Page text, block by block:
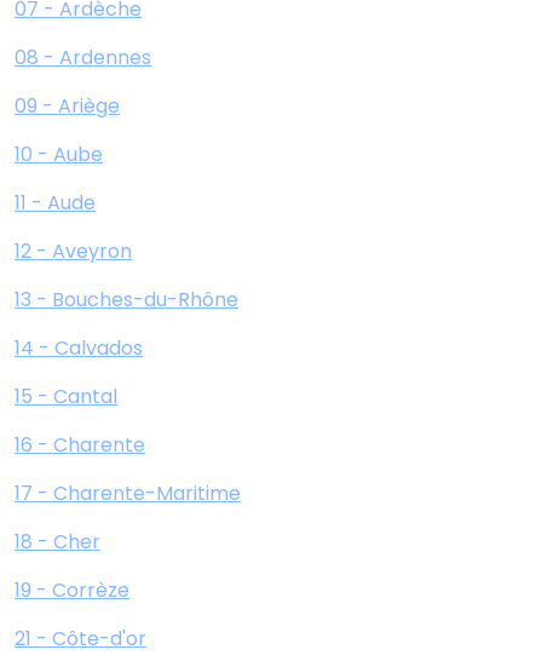
07 - Ardèche
08 - Ardennes
09 - Ariège
10 - Aube
11 - Aude
12 - Aveyron
13 - Bouches-du-Rhône
14 - Calvados
15 - Cantal
16 - Charente
17 - Charente-Maritime
18 - Cher
19 - Corrèze
21 - Côte-d'or